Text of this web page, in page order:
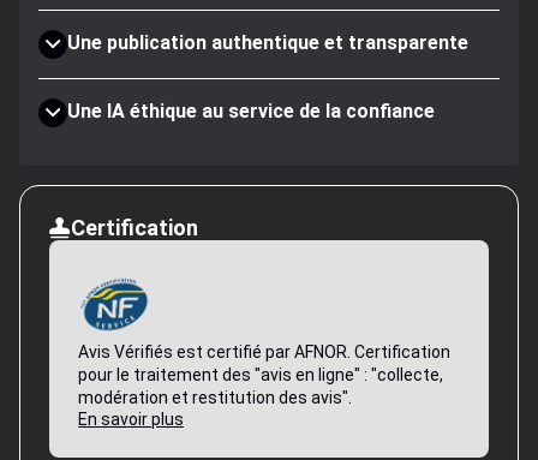
Une publication authentique et transparente
Une IA éthique au service de la confiance
Certification
Avis Vérifiés est certifié par AFNOR. Certification
pour le traitement des "avis en ligne" : "collecte,
modération et restitution des avis".
En savoir plus